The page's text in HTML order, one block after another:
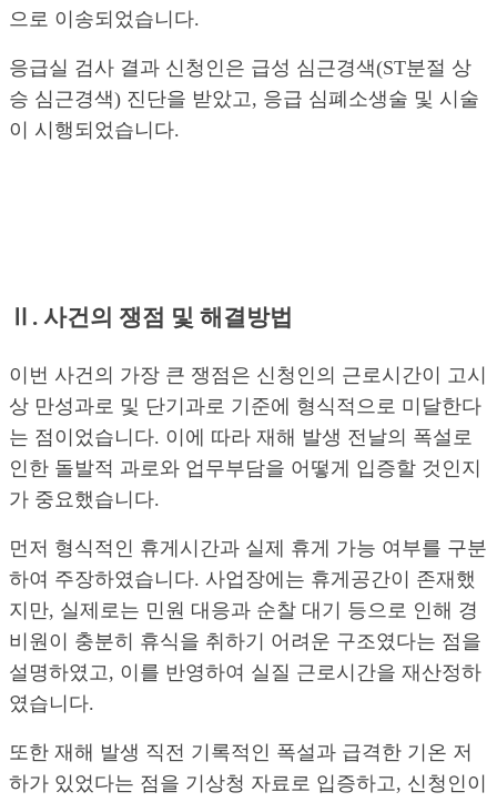
으로 이송되었습니다.
응급실 검사 결과 신청인은 급성 심근경색(ST분절 상
승 심근경색) 진단을 받았고, 응급 심폐소생술 및 시술
이 시행되었습니다.
Ⅱ. 사건의 쟁점 및 해결방법
이번 사건의 가장 큰 쟁점은 신청인의 근로시간이 고시
상 만성과로 및 단기과로 기준에 형식적으로 미달한다
는 점이었습니다. 이에 따라 재해 발생 전날의 폭설로
인한 돌발적 과로와 업무부담을 어떻게 입증할 것인지
가 중요했습니다.
먼저 형식적인 휴게시간과 실제 휴게 가능 여부를 구분
하여 주장하였습니다. 사업장에는 휴게공간이 존재했
지만, 실제로는 민원 대응과 순찰 대기 등으로 인해 경
비원이 충분히 휴식을 취하기 어려운 구조였다는 점을
설명하였고, 이를 반영하여 실질 근로시간을 재산정하
였습니다.
또한 재해 발생 직전 기록적인 폭설과 급격한 기온 저
하가 있었다는 점을 기상청 자료로 입증하고, 신청인이